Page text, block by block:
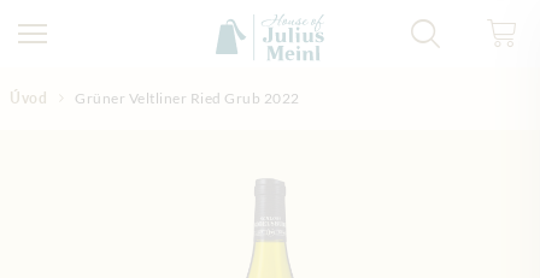
Úvod Grüner Veltliner Ried Grub 2022